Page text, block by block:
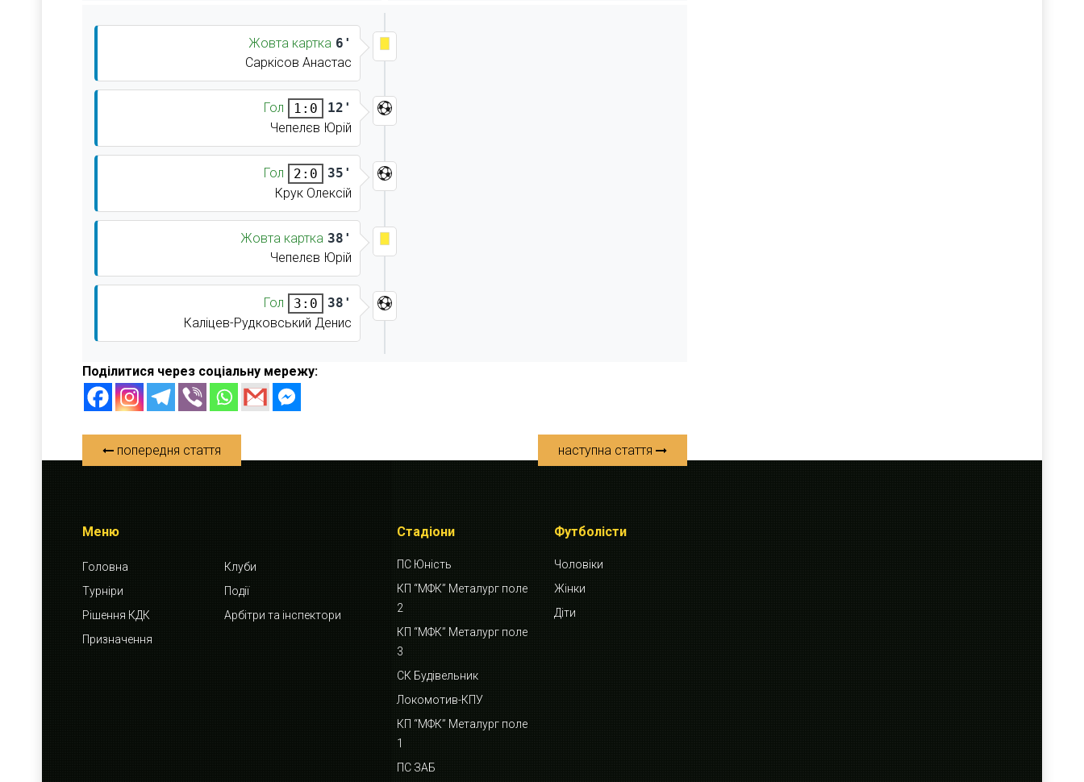
Жовта картка 6'
Саркісов Анастас
Гол 1:0
12'
Чепелєв Юрій
Гол 2:0
35'
Крук Олексій
Жовта картка 38'
Чепелєв Юрій
Гол 3:0
38'
Каліцев-Рудковський Денис
Поділитися через соціальну мережу:
попередня стаття наступна стаття
Меню
Головна
Клуби
Турніри
Події
Рішення КДК
Арбітри та інспектори
Призначення
Стадіони
ПС Юність
КП “МФК” Металург поле
2
КП “МФК” Металург поле
3
СК Будівельник
Локомотив-КПУ
КП “МФК” Металург поле
1
ПС ЗАБ
Футболісти
Чоловіки
Жінки
Діти